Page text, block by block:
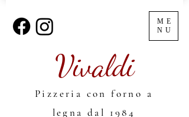
Vivaldi
ME
NU
Pizzeria con forno a
legna dal 1984